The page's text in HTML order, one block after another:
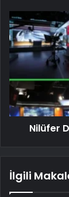
Nilüfer
İlgili